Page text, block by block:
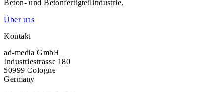
Beton- und Betonfertigteilindustrie.
Über uns
Kontakt
ad-media GmbH
Industriestrasse 180
50999 Cologne
Germany